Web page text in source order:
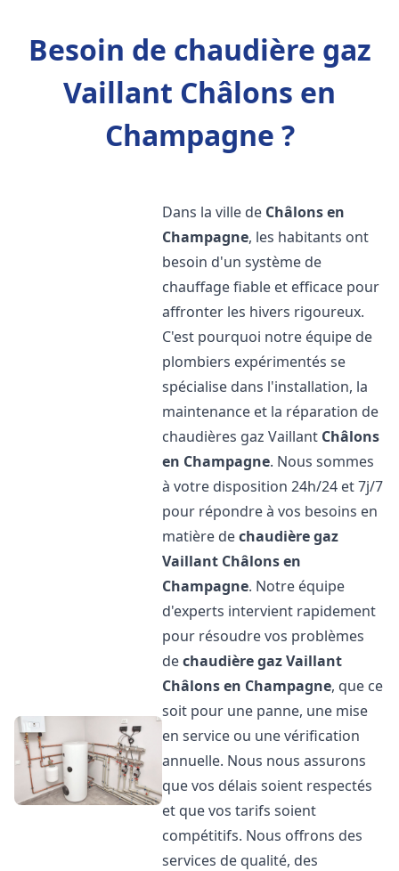
Besoin de chaudière gaz
Vaillant Châlons en
Champagne ?
Dans la ville de Châlons en
Champagne, les habitants ont
besoin d'un système de
chauffage fiable et efficace pour
affronter les hivers rigoureux.
C'est pourquoi notre équipe de
plombiers expérimentés se
spécialise dans l'installation, la
maintenance et la réparation de
chaudières gaz Vaillant Châlons
en Champagne. Nous sommes
à votre disposition 24h/24 et 7j/7
pour répondre à vos besoins en
matière dechaudière gaz
Vaillant Châlons en
Champagne. Notre équipe
d'experts intervient rapidement
pour résoudre vos problèmes
dechaudière gaz Vaillant
Châlons en Champagne, que ce
soit pour une panne, une mise
en service ou une vérification
annuelle. Nous nous assurons
que vos délais soient respectés
et que vos tarifs soient
compétitifs. Nous offrons des
services de qualité, des